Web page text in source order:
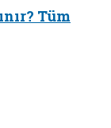
Tüm